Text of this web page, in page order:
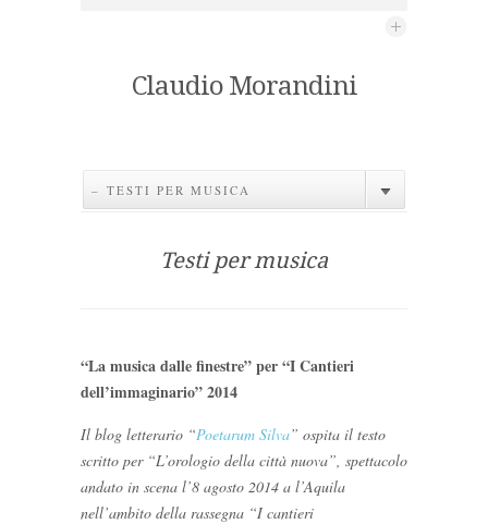
Claudio Morandini
– TESTI PER MUSICA
Testi per musica
“La musica dalle finestre” per “I Cantieri
dell’immaginario” 2014
Il blog letterario “Poetarum Silva” ospita il testo
scritto per “L’orologio della città nuova”, spettacolo
andato in scena l’8 agosto 2014 a l’Aquila
nell’ambito della rassegna “I cantieri